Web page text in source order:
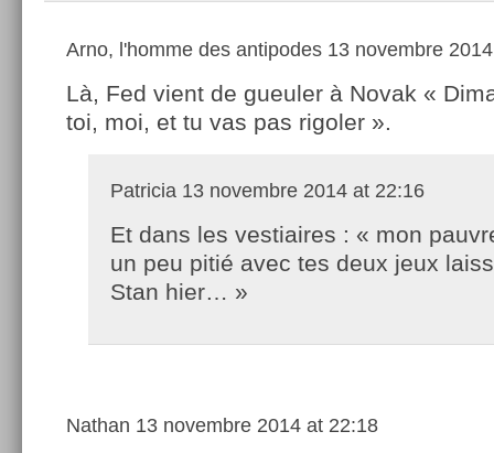
Arno, l'homme des antipodes 13 novembre
Là, Fed vient de gueuler à Novak «
toi, moi, et tu vas pas rigoler ».
Patricia 13 novembre 2014 at 22:16
Et dans les vestiaires : « mon
un peu pitié avec tes deux jeux
Stan hier… »
Nathan 13 novembre 2014 at 22:18